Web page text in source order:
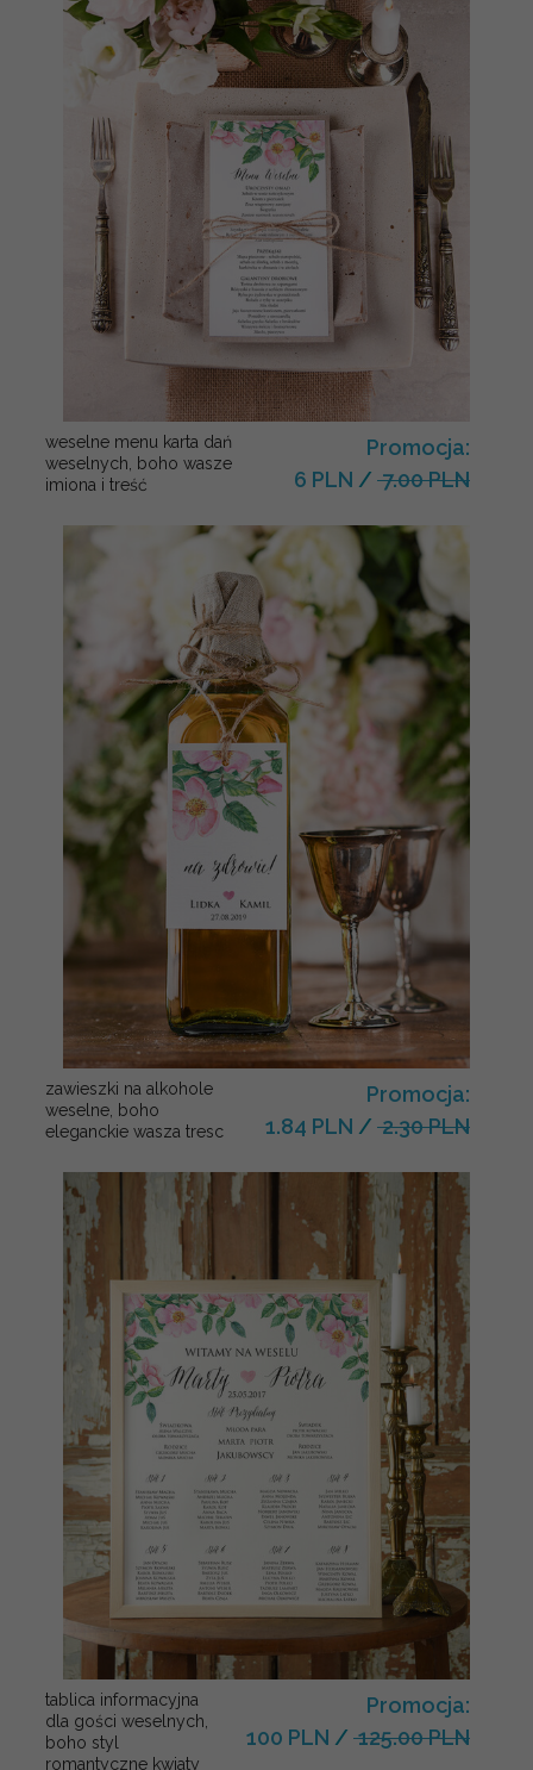
weselne menu karta dań
weselnych, boho wasze
imiona i treść
Promocja:
6 PLN / 7.00 PLN
zawieszki na alkohole
weselne, boho
eleganckie wasza tresc
Promocja:
1.84 PLN / 2.30 PLN
tablica informacyjna
dla gości weselnych,
boho styl
romantyczne kwiaty
Promocja:
100 PLN / 125.00 PLN